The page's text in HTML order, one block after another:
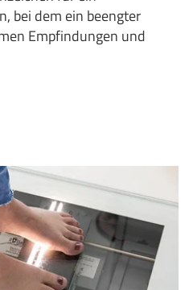
bei dem ein beengter
Empfindungen und